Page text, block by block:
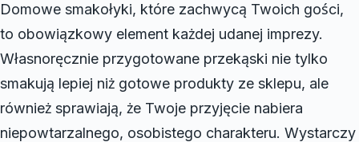
Domowe smakołyki, które zachwycą Twoich gości,
to obowiązkowy element każdej udanej imprezy.
Własnoręcznie przygotowane przekąski nie tylko
smakują lepiej niż gotowe produkty ze sklepu, ale
również sprawiają, że Twoje przyjęcie nabiera
niepowtarzalnego, osobistego charakteru. Wystarczy